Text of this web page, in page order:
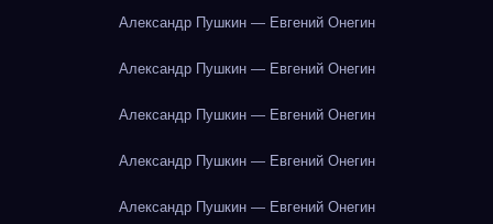
Александр Пушкин — Евгений Онегин
Александр Пушкин — Евгений Онегин
Александр Пушкин — Евгений Онегин
Александр Пушкин — Евгений Онегин
Александр Пушкин — Евгений Онегин